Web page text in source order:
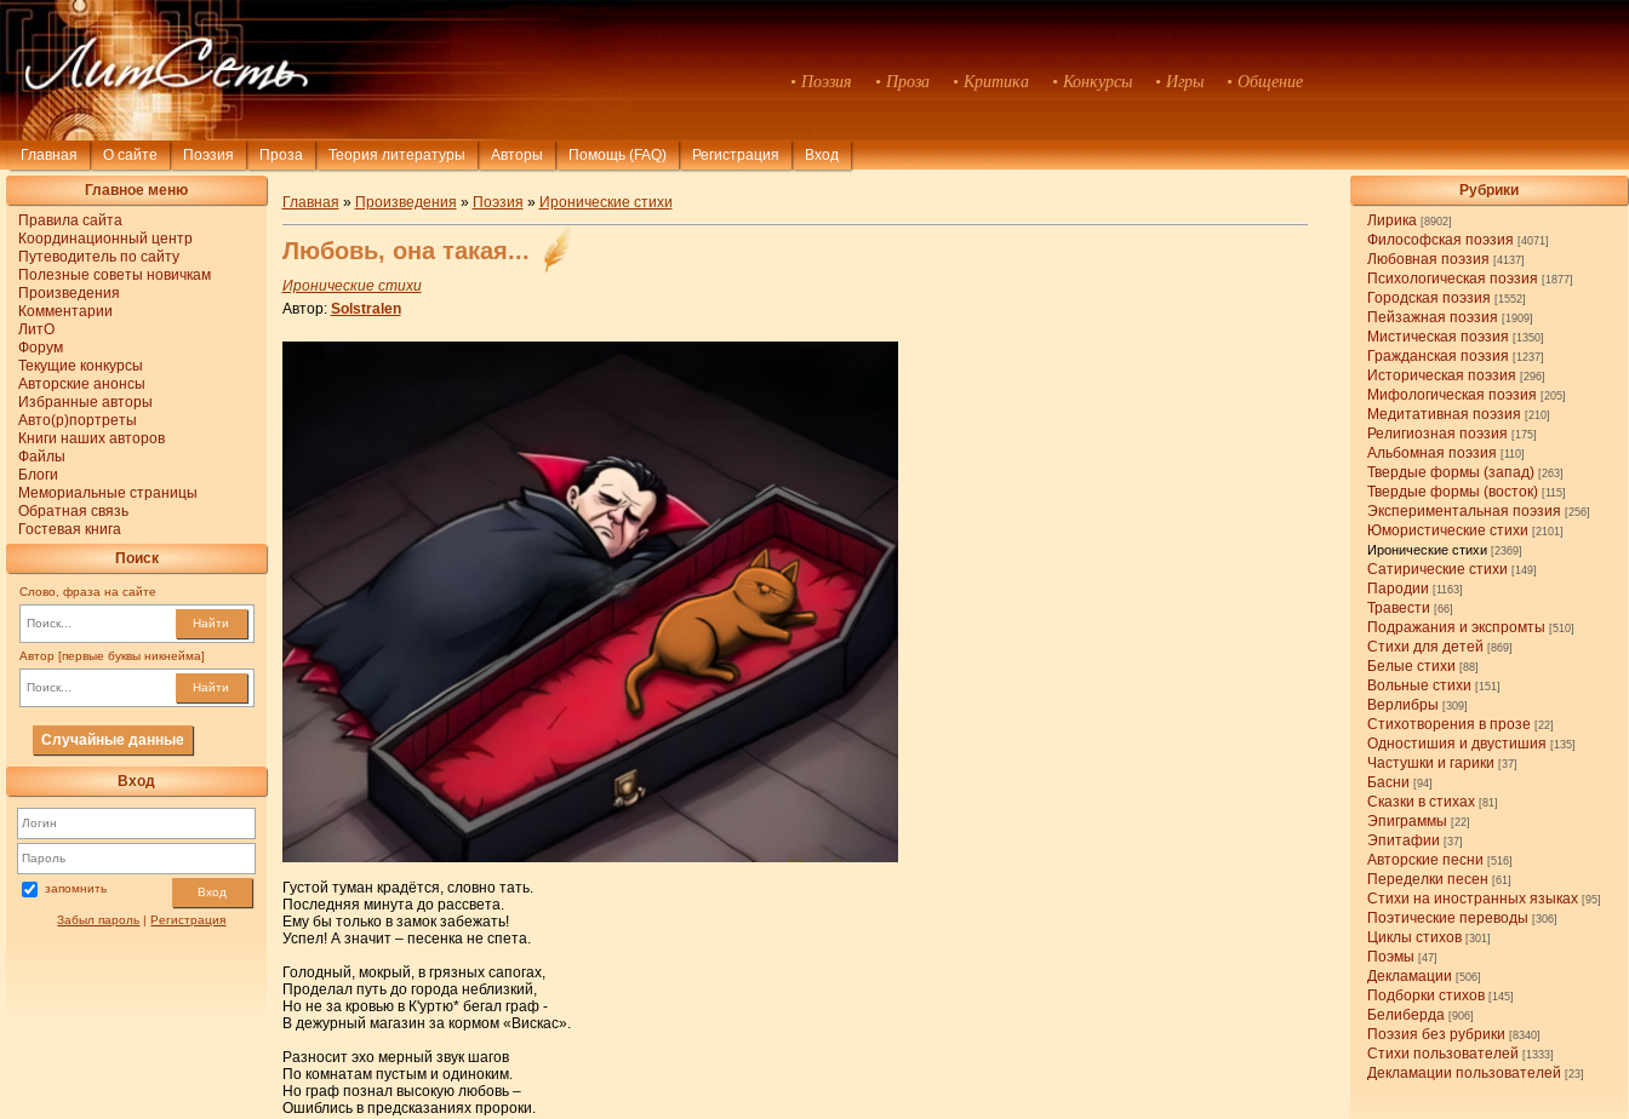
• Поэзия • Проза • Критика • Конкурсы • Игры • Общение
Главная О сайте Поэзия Проза Теория литературы Авторы Помощь (FAQ) Регистрация Вход
Главное меню
Правила сайта
Координационный центр
Путеводитель по сайту
Полезные советы новичкам
Произведения
Комментарии
ЛитО
Форум
Текущие конкурсы
Авторские анонсы
Избранные авторы
Авто(р)портреты
Книги наших авторов
Файлы
Блоги
Мемориальные страницы
Обратная связь
Гостевая книга
Поиск
Слово, фраза на сайте
Найти
Автор [первые буквы никнейма]
Найти
Случайные данные
Вход
запомнить Вход
Забыл пароль |Регистрация
Рубрики
Лирика [8902]
Философская поэзия [4071]
Любовная поэзия [4137]
Психологическая поэзия [1877]
Городская поэзия [1552]
Пейзажная поэзия [1909]
Мистическая поэзия [1350]
Гражданская поэзия [1237]
Историческая поэзия [296]
Мифологическая поэзия [205]
Медитативная поэзия [210]
Религиозная поэзия [175]
Альбомная поэзия [110]
Твердые формы (запад) [263]
Твердые формы (восток) [115]
Экспериментальная поэзия [256]
Юмористические стихи [2101]
Иронические стихи [2369]
Сатирические стихи [149]
Пародии [1163]
Травести [66]
Подражания и экспромты [510]
Стихи для детей [869]
Белые стихи [88]
Вольные стихи [151]
Верлибры [309]
Стихотворения в прозе [22]
Одностишия и двустишия [135]
Частушки и гарики [37]
Басни [94]
Сказки в стихах [81]
Эпиграммы [22]
Эпитафии [37]
Авторские песни [516]
Переделки песен [61]
Стихи на иностранных языках [95]
Поэтические переводы [306]
Циклы стихов [301]
Поэмы [47]
Декламации [506]
Подборки стихов [145]
Белиберда [906]
Поэзия без рубрики [8340]
Стихи пользователей [1333]
Декламации пользователей [23]
Главная » Произведения » Поэзия » Иронические стихи
Любовь, она такая...
Иронические стихи
Автор: Solstralen
Густой туман крадётся, словно тать.
Последняя минута до рассвета.
Ему бы только в замок забежать!
Успел! А значит – песенка не спета.
Голодный, мокрый, в грязных сапогах,
Проделал путь до города неблизкий,
Но не за кровью в К'уртю* бегал граф -
В дежурный магазин за кормом «Вискас».
Разносит эхо мерный звук шагов
По комнатам пустым и одиноким.
Но граф познал высокую любовь –
Ошиблись в предсказаниях пророки.